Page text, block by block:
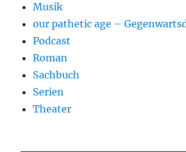
Musik
our pathetic age –
Podcast
Roman
Sachbuch
Serien
Theater